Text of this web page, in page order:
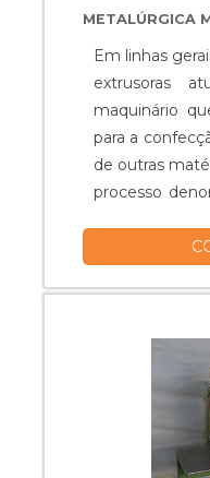
METALÚRGICA
Em linhas
extrusoras
maquinário
para a
de outras
processo
transformar
uma matriz
material,